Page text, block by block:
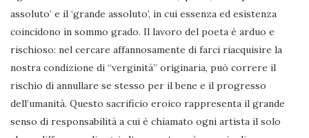
assoluto’ e il ‘grande assoluto’, in cui essenza ed esistenza
coincidono in sommo grado. Il lavoro del poeta è arduo e
rischioso: nel cercare affannosamente di farci riacquisire la
nostra condizione di “verginità” originaria, può correre il
rischio di annullare se stesso per il bene e il progresso
dell’umanità. Questo sacrificio eroico rappresenta il grande
senso di responsabilità a cui è chiamato ogni artista il solo